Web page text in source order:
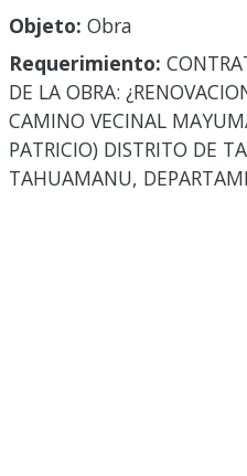
Objeto: Obra
Requerimiento:
DE LA OBRA:
CAMINO VECINAL
PATRICIO) DISTRITO DE
TAHUAMANU,